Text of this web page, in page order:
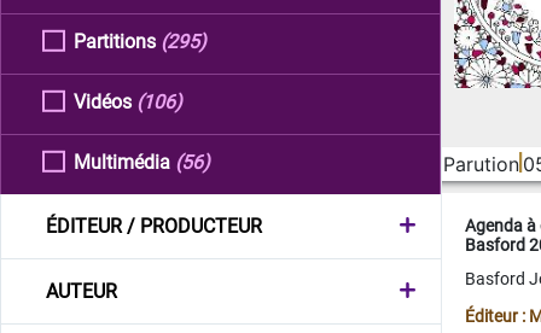
Partitions (295)
Vidéos (106)
Multimédia (56)
ÉDITEUR / PRODUCTEUR
AUTEUR
Parution
Agenda
Basford
Basford
Éditeur :